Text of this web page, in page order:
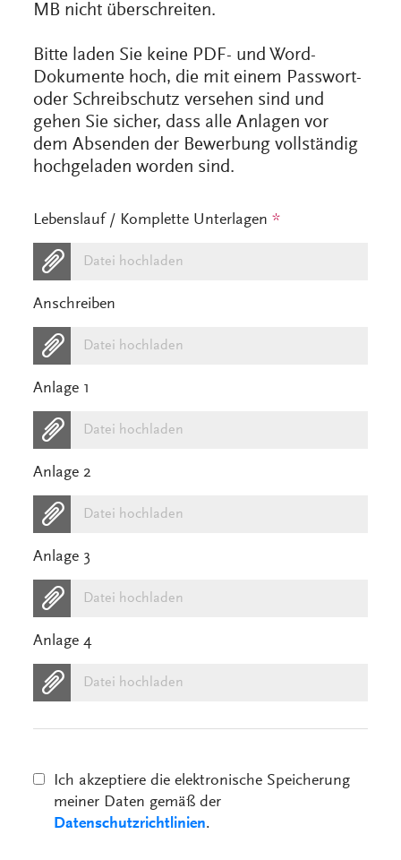
MB nicht überschreiten.
Bitte laden Sie keine PDF- und Word-
Dokumente hoch, die mit einem Passwort-
oder Schreibschutz versehen sind und
gehen Sie sicher, dass alle Anlagen vor
dem Absenden der Bewerbung vollständig
hochgeladen worden sind.
Lebenslauf / Komplette Unterlagen*
Datei hochladen
Anschreiben
Datei hochladen
Anlage 1
Datei hochladen
Anlage 2
Datei hochladen
Anlage 3
Datei hochladen
Anlage 4
Datei hochladen
Ich akzeptiere die elektronische Speicherung
meiner Daten gemäß der
Datenschutzrichtlinien.